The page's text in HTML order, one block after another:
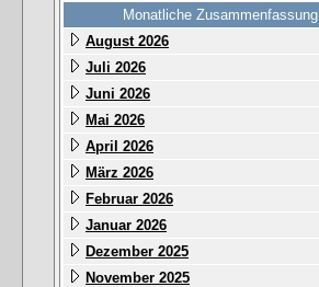
Monatliche Zusammenfassung
August 2026
Juli 2026
Juni 2026
Mai 2026
April 2026
März 2026
Februar 2026
Januar 2026
Dezember 2025
November 2025